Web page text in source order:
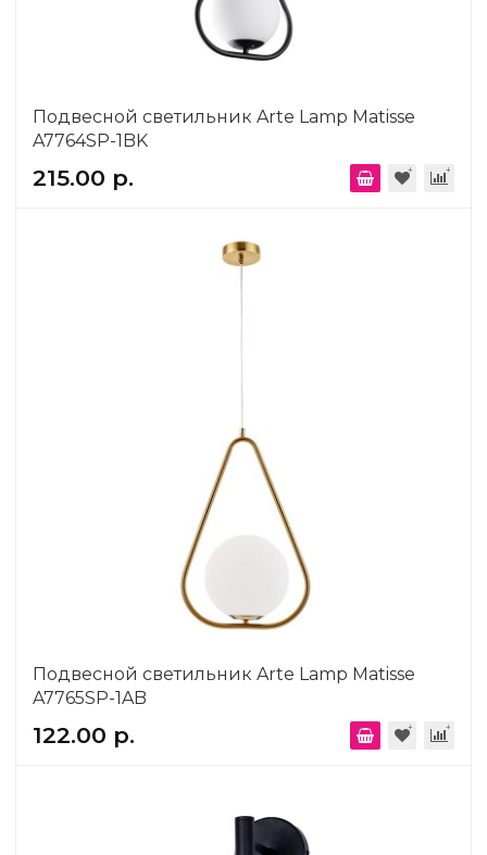
Подвесной светильник Arte Lamp Matisse
A7764SP-1BK
215.00 р.
Подвесной светильник Arte Lamp Matisse
A7765SP-1AB
122.00 р.